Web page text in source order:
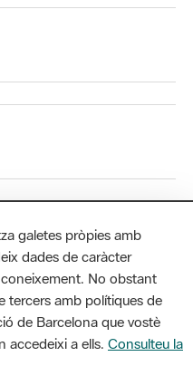
galetes pròpies amb
dades de caràcter
coneixement. No obstant
tercers amb polítiques de
de Barcelona que vostè
accedeixi a ells. Consulteu la